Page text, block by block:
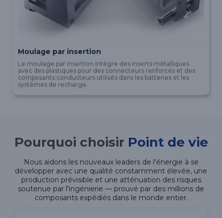
Moulage par insertion
Le moulage par insertion intègre des inserts métalliques
avec des plastiques pour des connecteurs renforcés et des
composants conducteurs utilisés dans les batteries et les
systèmes de recharge.
Pourquoi choisir Point de vie
Nous aidons les nouveaux leaders de l'énergie à se
développer avec une qualité constamment élevée, une
production prévisible et une atténuation des risques
soutenue par l'ingénierie — prouvé par des millions de
composants expédiés dans le monde entier.